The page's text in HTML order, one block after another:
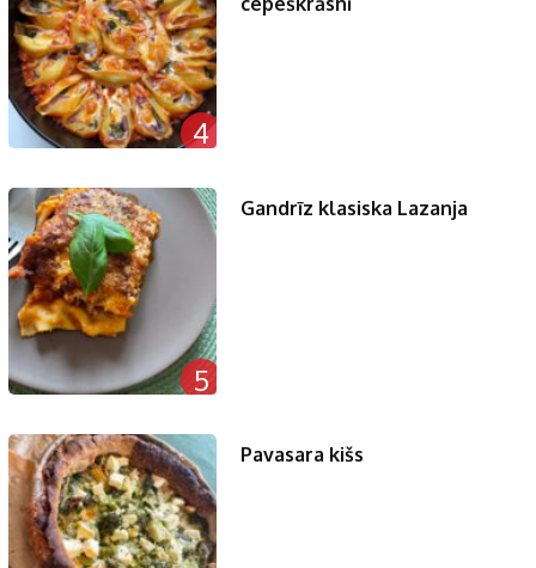
4
5
Gandrīz klasiska Lazanja
Pavasara kišs